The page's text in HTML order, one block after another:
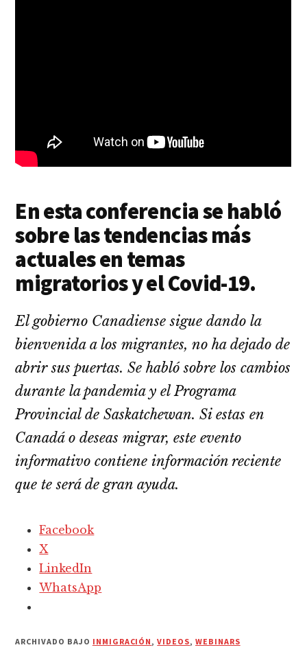
En esta conferencia se habló
sobre las tendencias más
actuales en temas
migratorios y el Covid-19.
El gobierno Canadiense sigue dando la
bienvenida a los migrantes, no ha dejado de
abrir sus puertas. Se habló sobre los cambios
durante la pandemia y el Programa
Provincial de Saskatchewan. Si estas en
Canadá o deseas migrar, este evento
informativo contiene información reciente
que te será de gran ayuda.
Facebook
X
LinkedIn
WhatsApp
ARCHIVADO BAJO INMIGRACIÓN ,VIDEOS, WEBINARS